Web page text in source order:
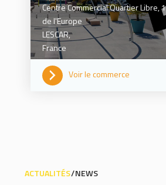
Centre Commercial Quartier Libre,
de l'Europe
LESCAR,
France
0559402020
Voir le commerce
ACTUALITÉS NEWS